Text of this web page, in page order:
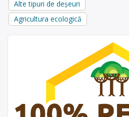
Alte tipuri de deșeuri
Agricultura ecologică